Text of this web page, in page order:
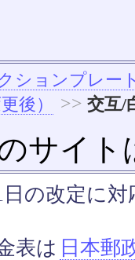
ションプレー
後）
>> 交互/
サイト
日の改定に
表は 日本郵